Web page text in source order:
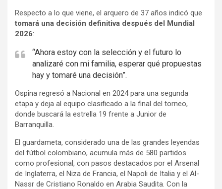
Respecto a lo que viene, el arquero de 37 años indicó que
tomará una decisión definitiva después del Mundial
2026:
“Ahora estoy con la selección y el futuro lo
analizaré con mi familia, esperar qué propuestas
hay y tomaré una decisión”.
Ospina regresó a Nacional en 2024 para una segunda
etapa y deja al equipo clasificado a la final del torneo,
donde buscará la estrella 19 frente a Junior de
Barranquilla.
El guardameta, considerado una de las grandes leyendas
del fútbol colombiano, acumula más de 580 partidos
como profesional, con pasos destacados por el Arsenal
de Inglaterra, el Niza de Francia, el Napoli de Italia y el Al-
Nassr de Cristiano Ronaldo en Arabia Saudita. Con la